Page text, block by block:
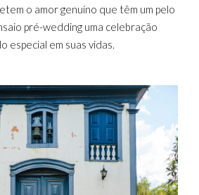
o amor genuíno que têm um pelo
pré-wedding uma celebração
especial em suas vidas.